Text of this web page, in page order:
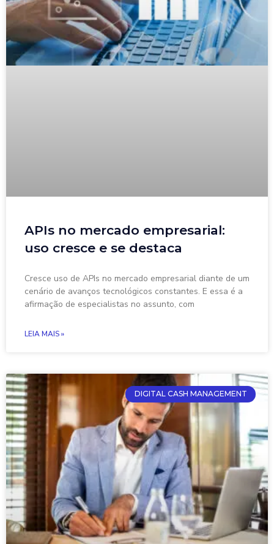
APIs no mercado empresarial:
uso cresce e se destaca
Cresce uso de APIs no mercado empresarial diante de um
cenário de avanços tecnológicos constantes. E essa é a
afirmação de especialistas no assunto, com
LEIA MAIS »
DIGITAL CASH MANAGEMENT